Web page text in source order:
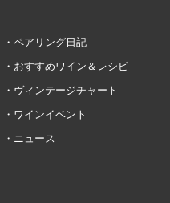
ペアリング日記
おすすめワイン＆レシピ
ヴィンテージチャート
ワインイベント
ニュース